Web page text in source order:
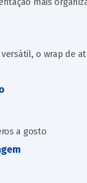
o wrap de
a gosto